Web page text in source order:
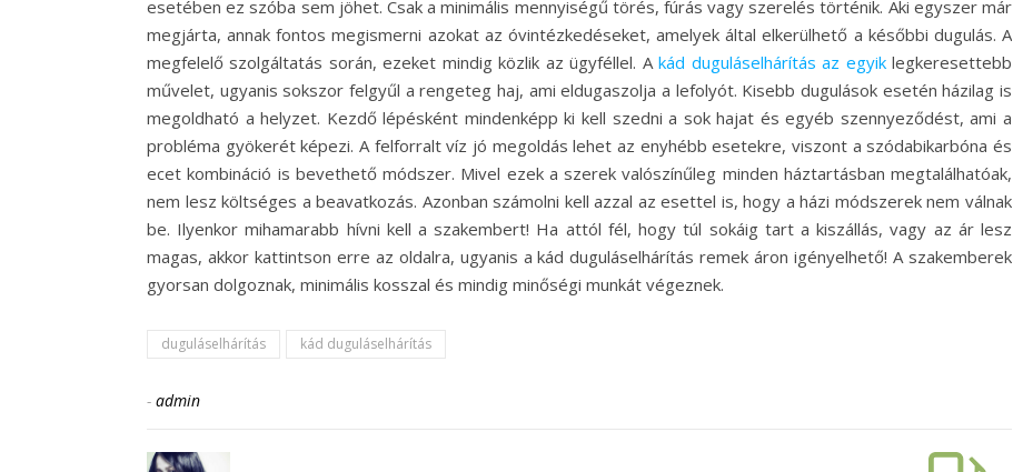
esetében ez szóba sem jöhet. Csak a minimális mennyiségű törés, fúrás vagy szerelés történik. Aki egyszer már
megjárta, annak fontos megismerni azokat az óvintézkedéseket, amelyek által elkerülhető a későbbi dugulás. A
megfelelő szolgáltatás során, ezeket mindig közlik az ügyféllel. Akád duguláselhárítás az egyiklegkeresettebb
művelet, ugyanis sokszor felgyűl a rengeteg haj, ami eldugaszolja a lefolyót. Kisebb dugulások esetén házilag is
megoldható a helyzet. Kezdő lépésként mindenképp ki kell szedni a sok hajat és egyéb szennyeződést, ami a
probléma gyökerét képezi. A felforralt víz jó megoldás lehet az enyhébb esetekre, viszont a szódabikarbóna és
ecet kombináció is bevethető módszer. Mivel ezek a szerek valószínűleg minden háztartásban megtalálhatóak,
nem lesz költséges a beavatkozás. Azonban számolni kell azzal az esettel is, hogy a házi módszerek nem válnak
be. Ilyenkor mihamarabb hívni kell a szakembert! Ha attól fél, hogy túl sokáig tart a kiszállás, vagy az ár lesz
magas, akkor kattintson erre az oldalra, ugyanis a kád duguláselhárítás remek áron igényelhető! A szakemberek
gyorsan dolgoznak, minimális kosszal és mindig minőségi munkát végeznek.
duguláselhárítás kád duguláselhárítás
- admin